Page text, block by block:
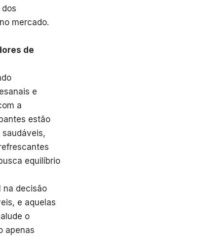
mercado.
de
e
a
estão
equilíbrio
na decisão
e aquelas
o
apenas